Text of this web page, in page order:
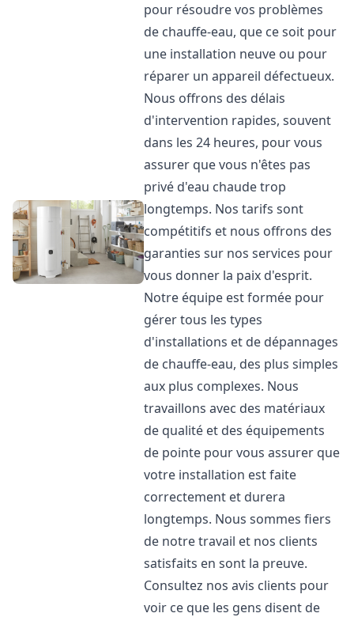
pour résoudre vos problèmes
de chauffe-eau, que ce soit pour
une installation neuve ou pour
réparer un appareil défectueux.
Nous offrons des délais
d'intervention rapides, souvent
dans les 24 heures, pour vous
assurer que vous n'êtes pas
privé d'eau chaude trop
longtemps. Nos tarifs sont
compétitifs et nous offrons des
garanties sur nos services pour
vous donner la paix d'esprit.
Notre équipe est formée pour
gérer tous les types
d'installations et de dépannages
de chauffe-eau, des plus simples
aux plus complexes. Nous
travaillons avec des matériaux
de qualité et des équipements
de pointe pour vous assurer que
votre installation est faite
correctement et durera
longtemps. Nous sommes fiers
de notre travail et nos clients
satisfaits en sont la preuve.
Consultez nos avis clients pour
voir ce que les gens disent de